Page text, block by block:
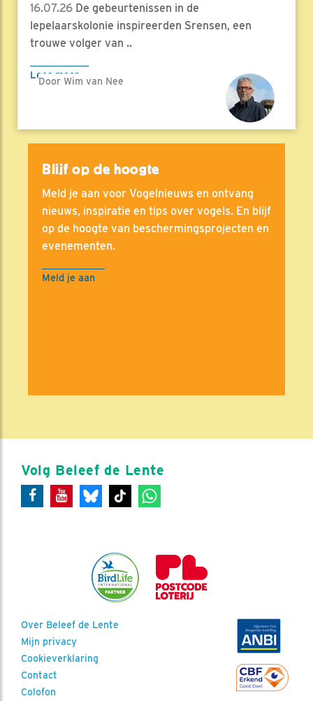
16.07.26 De gebeurtenissen in de
lepelaarskolonie inspireerden Srensen, een
trouwe volger van ..
Lees meer
Door Wim van Nee
Blijf op de hoogte
Meld je aan voor Vogelnieuws en ontvang
nieuws, inspiratie en tips over vogels. En blijf
op de hoogte van beschermingsprojecten en
evenementen.
Meld je aan
Volg Beleef de Lente
Over Beleef de Lente
Mijn privacy
Cookieverklaring
Contact
Colofon